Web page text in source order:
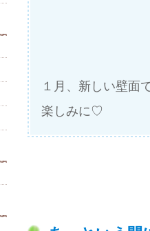
１月、新しい壁面
楽しみに♡